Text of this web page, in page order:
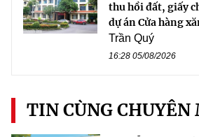
thu hồi đất, giấy
dự án Cửa hàng
Trần Quý
16:28 05/08/2026
TIN CÙNG CHUYÊN